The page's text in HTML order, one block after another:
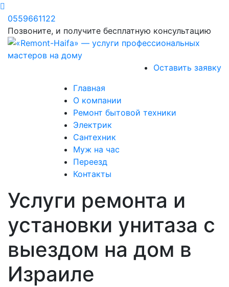
0559661122
Позвоните, и получите бесплатную консультацию
Оставить заявку
Главная
О компании
Ремонт бытовой техники
Электрик
Сантехник
Муж на час
Переезд
Контакты
Услуги ремонта и
установки унитаза с
выездом на дом в
Израиле